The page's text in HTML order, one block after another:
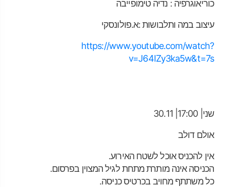
כוריאוגרפיה : נדיה טימופייבה
עיצוב במה ותלבושות :א.פולונסקי
https://www.youtube.com/watch?
v=J64IZy3ka5w&t=7s
שני| 17:00| 30.11
אולם דולב
אין להכניס אוכל לשטח האירוע.
הכניסה אינה מותרת מתחת לגיל המצוין בפרסום.
כל משתתף מחויב בכרטיס כניסה.